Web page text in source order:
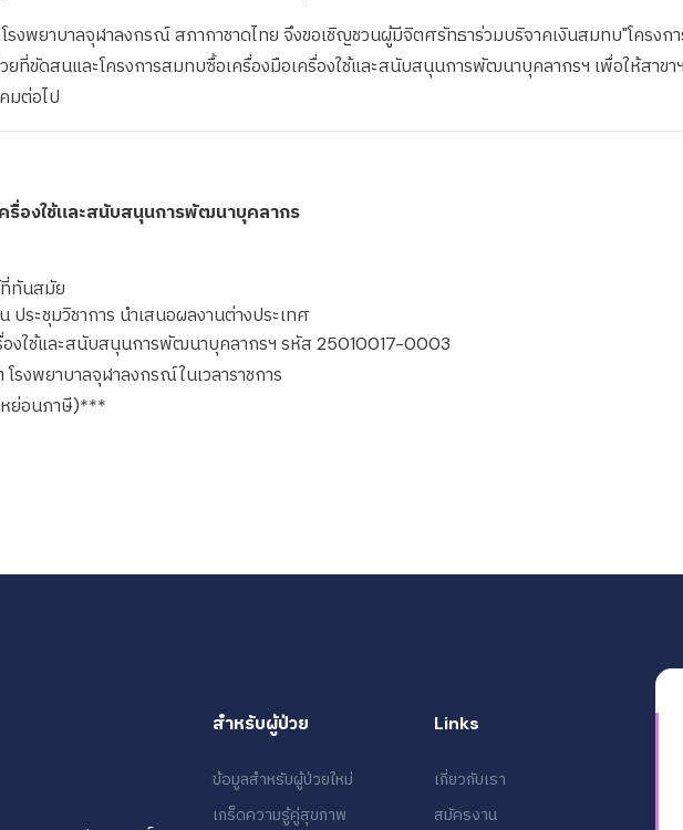
โรงพยาบาลจุฬาลงกรณ์ สภากาชาดไทย จึงขอเชิญชวนผู้มีจิตศรัทธาร่วมบริจาคเงินสมทบ"โครงก
ยที่ขัดสนและโครงการสมทบซื้อเครื่องมือเครื่องใช้และสนับสนุนการพัฒนาบุคลากรฯ เพื่อให้สาข
มต่อไป
รื่องใช้และสนับสนุนการพัฒนาบุคลากร
ทันสมัย
ประชุมวิชาการ นำเสนอผลงานต่างประเทศ
องใช้และสนับสนุนการพัฒนาบุคลากรฯ รหัส 25010017-0003
รงพยาบาลจุฬาลงกรณ์ในเวลาราชการ
หย่อนภาษี)***
สำหรับผู้ป่วย
ข้อมูลสำหรับผู้ป่วยใหม่
เกร็ดความรู้คู่สุขภาพ
Links
เกี่ยวกับเรา
สมัครงาน